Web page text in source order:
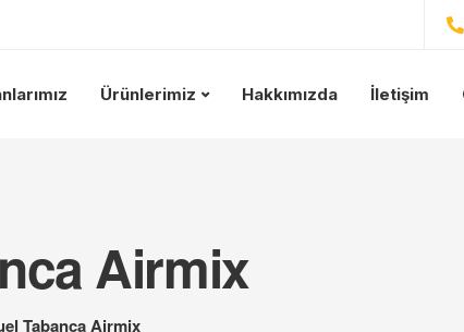
Ürünlerimiz Hakkımızda İletişim
Airmix
Tabanca Airmix